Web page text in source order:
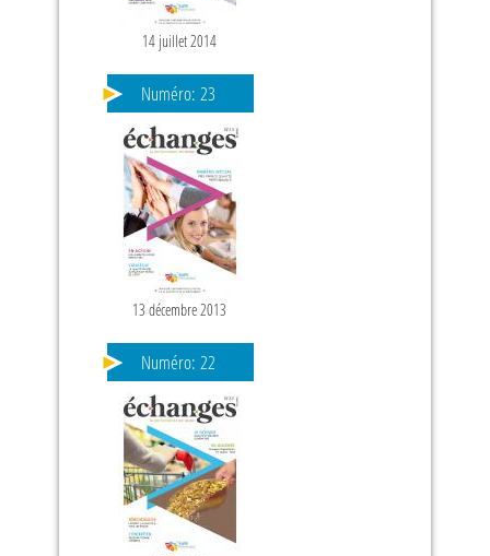
14 juillet 2014
Numéro: 23
13 décembre 2013
Numéro: 22